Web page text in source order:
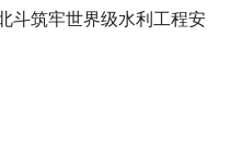
斗筑牢世界级水利工程安